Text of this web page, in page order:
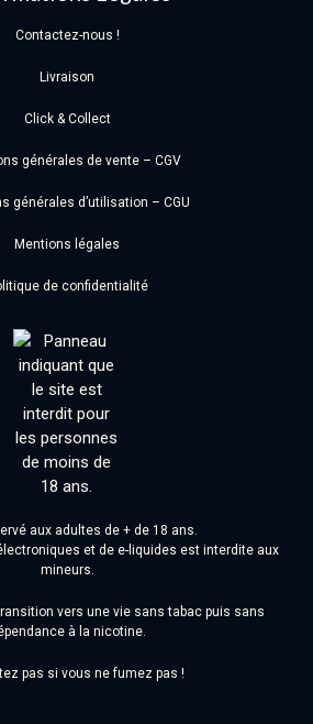
Contactez-nous !
Livraison
Click & Collect
générales de vente – CGV
générales d’utilisation – CGU
Mentions légales
de confidentialité
aux adultes de + de 18 ans.
et de e-liquides est interdite aux
mineurs.
vers une vie sans tabac puis sans
à la nicotine.
pas si vous ne fumez pas !